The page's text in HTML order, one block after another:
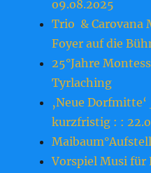
o9.o8.2o25
Trio & Carovana
Foyer auf die
25°Jahre
Tyrlaching
‚Neue
kurzfristig : :
Vorspiel Musi für